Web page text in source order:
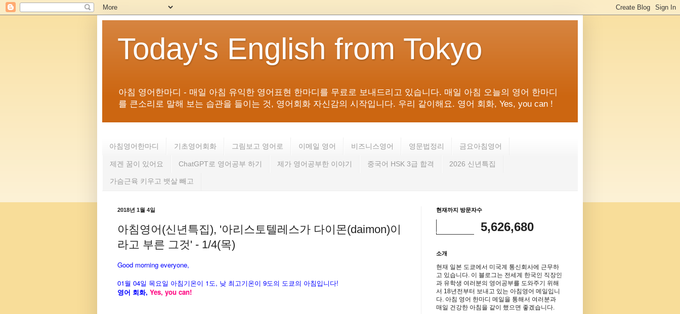
Today's English from Tokyo
아침 영어한마디 - 매일 아침 유익한 영어표현 한마디를 무료로 보내드리고 있습니다. 매일 아침 오늘의 영어 한마디
를 큰소리로 말해 보는 습관을 들이는 것, 영어회화 자신감의 시작입니다. 우리 같이해요. 영어 회화, Yes, you can !
아침영어한마디 기초영어회화 그림보고 영어로 이메일 영어 비즈니스영어 영문법정리 금요아침영어
제겐 꿈이 있어요 ChatGPT로 영어공부 하기 제가 영어공부한 이야기 중국어 HSK 3급 합격 2026 신년특집
가슴근육 키우고 뱃살 빼고
2018년 1월 4일
아침영어(신년특집), '아리스토텔레스가 다이몬(daimon)이
라고 부른 그것' - 1/4(목)
Good morning everyone,
01월 04일 목요일 아침기온이 1도, 낮 최고기온이 9도의 도쿄의 아침입니다!
영어 회화, Yes, you can!
현재까지 방문자수
5,626,680
소개
현재 일본 도쿄에서 미국계 통신회사에 근무하
고 있습니다. 이 블로그는 전세계 한국인 직장인
과 유학생 여러분의 영어공부를 도와주기 위해
서 18년전부터 보내고 있는 아침영어 메일입니
다. 아침 영어 한마디 메일을 통해서 여러분과
매일 건강한 아침을 같이 했으면 좋겠습니다.